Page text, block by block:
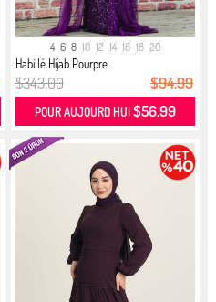
4 6 8 10 12 14 16 18 20
Habillé Hijab Pourpre
$343.00 $94.99
POUR AUJOURD HUI $56.99